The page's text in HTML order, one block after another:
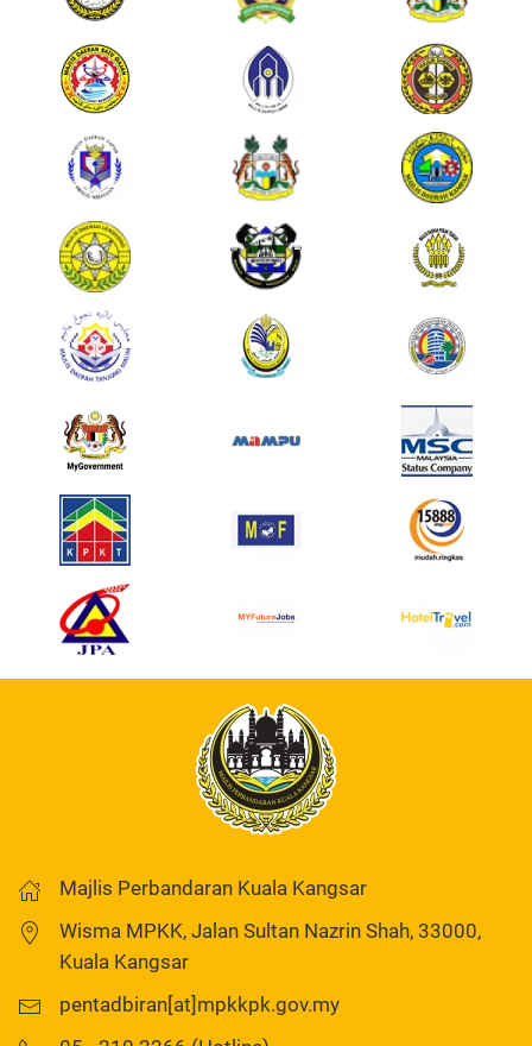
Majlis Perbandaran Kuala Kangsar
Wisma MPKK, Jalan Sultan Nazrin Shah, 33000,
Kuala Kangsar
pentadbiran[at]mpkkpk.gov.my